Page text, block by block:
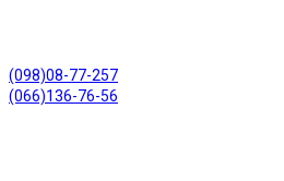
(098)08-77-257
(066)136-76-56